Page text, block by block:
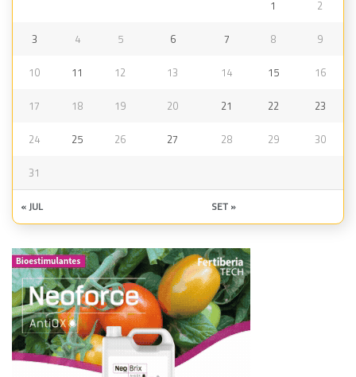
1 2
3 4 5 6 7 8 9
10 11 12 13 14 15 16
17 18 19 20 21 22 23
24 25 26 27 28 29 30
31
« JUL SET »